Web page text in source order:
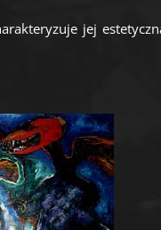
jej